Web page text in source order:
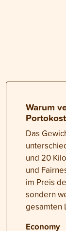
Warum
Das
und 20
und
im Preis
sondern
gesamten
Economy